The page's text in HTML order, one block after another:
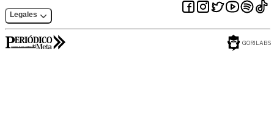
Legales
GORILABS